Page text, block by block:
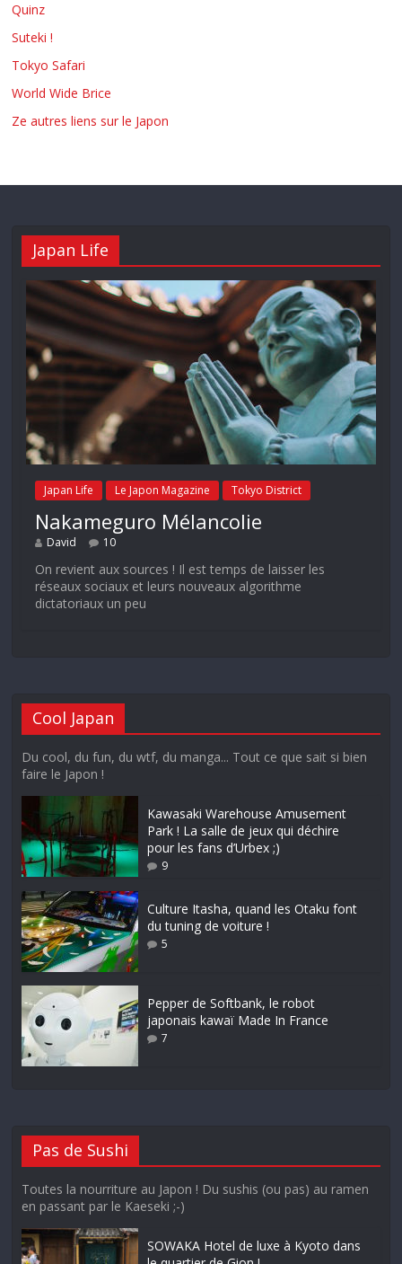
Quinz
Suteki !
Tokyo Safari
World Wide Brice
Ze autres liens sur le Japon
Japan Life
Japan Life Le Japon Magazine Tokyo District
Nakameguro Mélancolie
David 10
On revient aux sources ! Il est temps de laisser les
réseaux sociaux et leurs nouveaux algorithme
dictatoriaux un peu
Cool Japan
Du cool, du fun, du wtf, du manga... Tout ce que sait si bien
faire le Japon !
Kawasaki Warehouse Amusement
Park ! La salle de jeux qui déchire
pour les fans d’Urbex ;)
9
Culture Itasha, quand les Otaku font
du tuning de voiture !
5
Pepper de Softbank, le robot
japonais kawaï Made In France
7
Pas de Sushi
Toutes la nourriture au Japon ! Du sushis (ou pas) au ramen
en passant par le Kaeseki ;-)
SOWAKA Hotel de luxe à Kyoto dans